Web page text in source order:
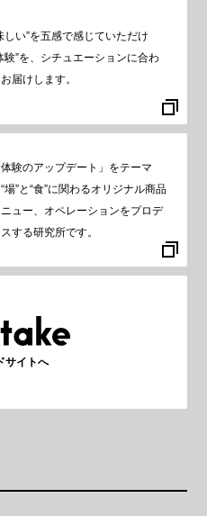
しい”を五感で感じていただけ
験”を、シチュエーションに合わ
届けします。
体験のアップデート」をテーマ
場”と“食”に関わるオリジナル商品
ュー、オペレーションをプロデ
する研究所です。
サイトへ